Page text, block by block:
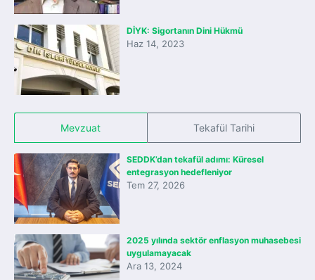
DİYK: Sigortanın Dini Hükmü
Haz 14, 2023
Mevzuat Tekafül Tarihi
SEDDK’dan tekafül adımı: Küresel
entegrasyon hedefleniyor
Tem 27, 2026
2025 yılında sektör enflasyon muhasebesi
uygulamayacak
Ara 13, 2024